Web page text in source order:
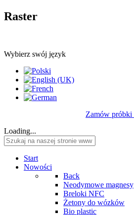
Raster
Wybierz swój język
Zamów próbki
Loading...
Start
Nowości
Back
Neodymowe magnesy
Breloki NFC
Żetony do wózków
Bio plastic